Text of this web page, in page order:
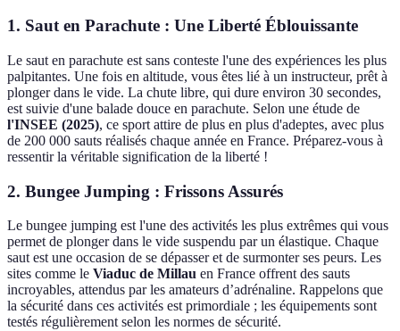
1. Saut en Parachute : Une Liberté Éblouissante
Le saut en parachute est sans conteste l'une des expériences les plus
palpitantes. Une fois en altitude, vous êtes lié à un instructeur, prêt à
plonger dans le vide. La chute libre, qui dure environ 30 secondes,
est suivie d'une balade douce en parachute. Selon une étude de
l'INSEE (2025), ce sport attire de plus en plus d'adeptes, avec plus
de 200 000 sauts réalisés chaque année en France. Préparez-vous à
ressentir la véritable signification de la liberté !
2. Bungee Jumping : Frissons Assurés
Le bungee jumping est l'une des activités les plus extrêmes qui vous
permet de plonger dans le vide suspendu par un élastique. Chaque
saut est une occasion de se dépasser et de surmonter ses peurs. Les
sites comme le Viaduc de Millau en France offrent des sauts
incroyables, attendus par les amateurs d’adrénaline. Rappelons que
la sécurité dans ces activités est primordiale ; les équipements sont
testés régulièrement selon les normes de sécurité.